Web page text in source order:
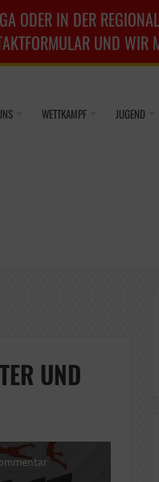
ODER IN DER
UND WIR
WETTKAMPF JUGEND
UND